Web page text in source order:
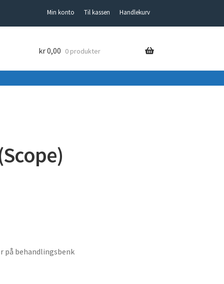
Min konto Til kassen Handlekurv
kr0,00 0 produkter
på behandlingsbenk